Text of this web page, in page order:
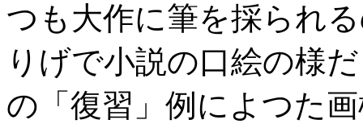
つも大作に筆を採られ
りげで小説の口絵の様
の「復習」例によつた